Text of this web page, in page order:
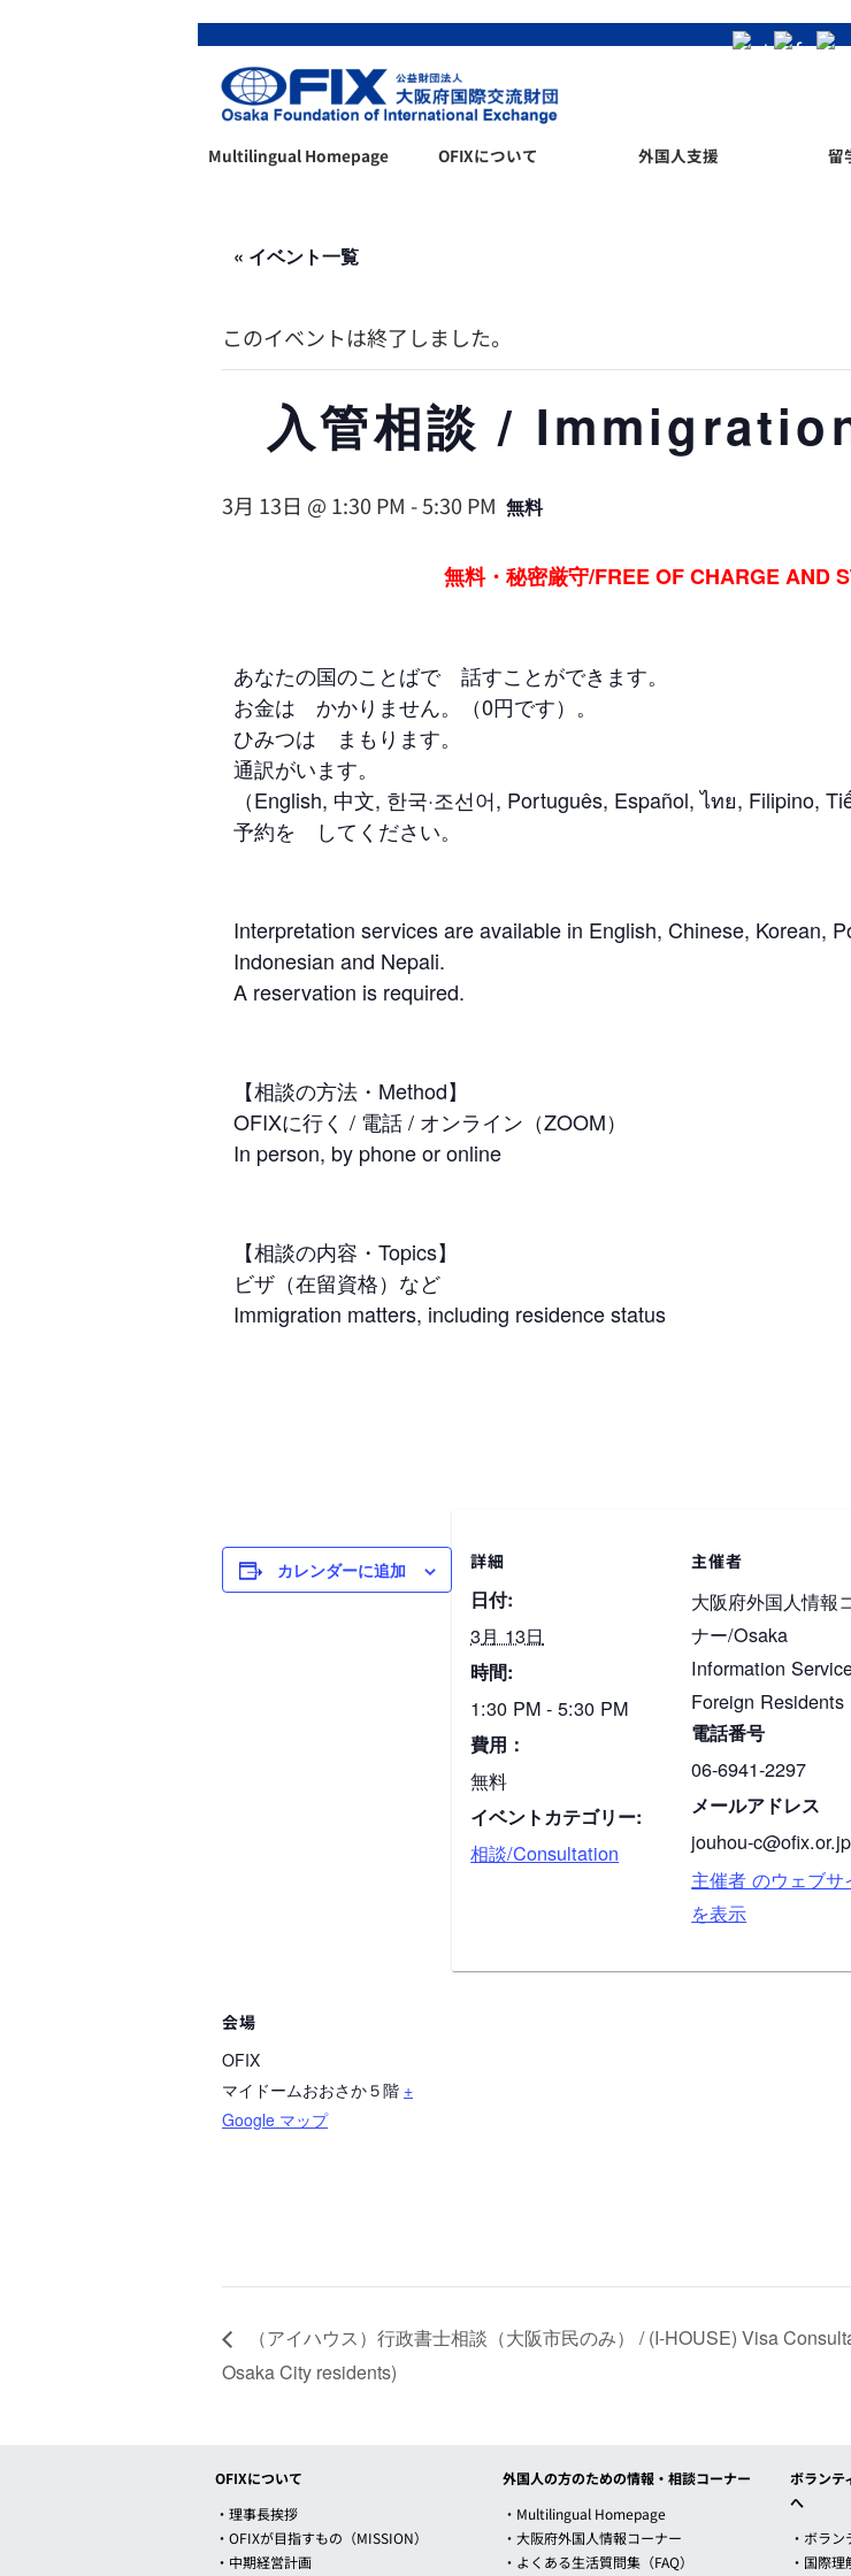
Multilingual Homepage OFIXについて 外国人支援 留
« イベント一覧
このイベントは終了しました。
入管相談 /
3月 13日 @ 1:30 PM -5:30 PM 無料
無料・秘密厳守/FREE OF CHARGE AND
あなたの国のことばで 話すことができます。
お金は かかりません。（0円です）。
ひみつは まもります。
通訳がいます。
（English, 中文, 한국·조선어, Português, Español, ไทย, Filipino,
予約を してください。
Interpretation services are available in English, Chinese, Korean,
Indonesian and Nepali.
A reservation is required.
【相談の方法・Method】
OFIXに行く / 電話 / オンライン（ZOOM）
In person, by phone or online
【相談の内容・Topics】
ビザ（在留資格）など
Immigration matters, including residence status
カレンダーに追加 詳細
日付:
3月 13日
時間:
1:30 PM - 5:30 PM
費用：
無料
イベントカテゴリー:
相談/Consultation
主催者
大阪府外国人情報
ナー/Osaka
Information
Foreign Residents
電話番号
06-6941-2297
メールアドレス
jouhou-c@ofix.or.jp
主催者 のウェブサ
を表示
会場
OFIX
マイドームおおさか５階 +
Google マップ
（アイハウス）行政書士相談（大阪市民のみ） / (I-HOUSE) Visa
Osaka City residents)
OFIXについて
・理事長挨拶
・OFIXが目指すもの（MISSION）
・中期経営計画
外国人の方のための情報・相談コーナー
・Multilingual Homepage
・大阪府外国人情報コーナー
・よくある生活質問集（FAQ）
ボランテ
へ
・ボラン
・国際理